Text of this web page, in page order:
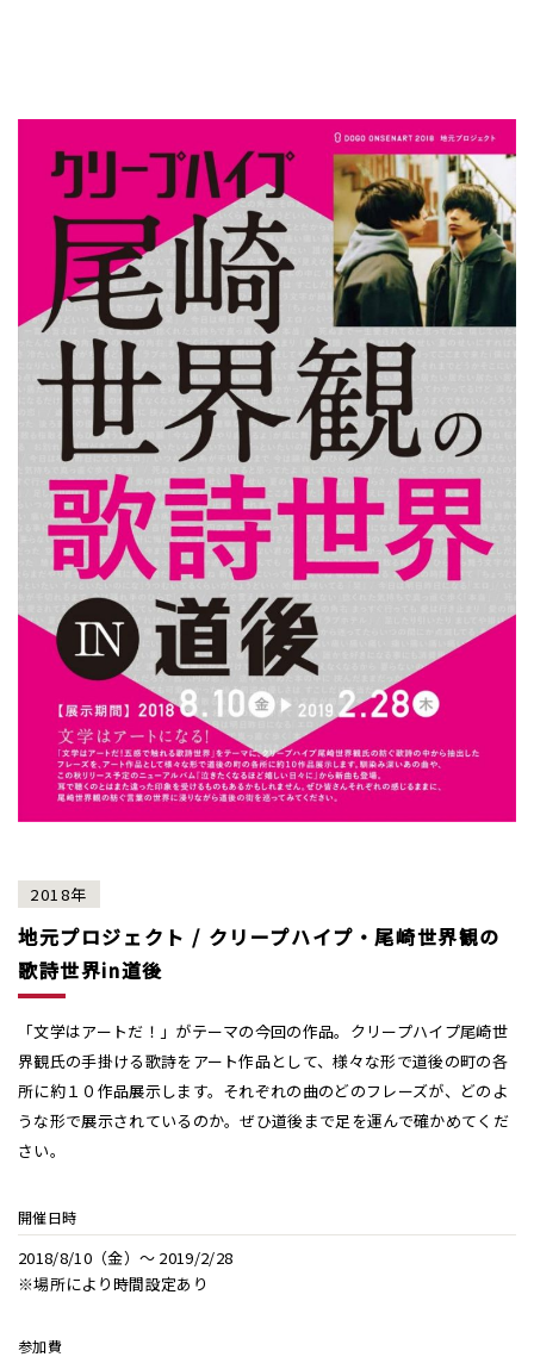
2018年
地元プロジェクト / クリープハイプ・尾崎世界観の
歌詩世界in道後
「文学はアートだ！」がテーマの今回の作品。クリープハイプ尾崎世
界観氏の手掛ける歌詩をアート作品として、様々な形で道後の町の各
所に約１０作品展示します。それぞれの曲のどのフレーズが、どのよ
うな形で展示されているのか。ぜひ道後まで足を運んで確かめてくだ
さい。
開催日時
2018/8/10（金）〜 2019/2/28
※場所により時間設定あり
参加費